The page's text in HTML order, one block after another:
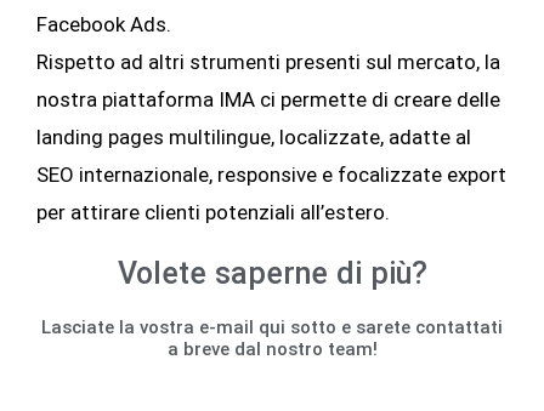
Facebook Ads.
Rispetto ad altri strumenti presenti sul mercato, la
nostra piattaforma IMA ci permette di creare delle
landing pages multilingue, localizzate, adatte al
SEO internazionale, responsive e focalizzate export
per attirare clienti potenziali all’estero.
Volete saperne di più?
Lasciate la vostra e-mail qui sotto e sarete contattati
a breve dal nostro team!